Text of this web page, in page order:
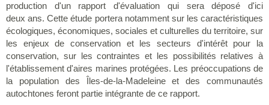
production d'un rapport d'évaluation qui sera déposé d'ici
deux ans. Cette étude portera notamment sur les caractéristiques
écologiques, économiques, sociales et culturelles du territoire, sur
les enjeux de conservation et les secteurs d'intérêt pour la
conservation, sur les contraintes et les possibilités relatives à
l'établissement d'aires marines protégées. Les préoccupations de
la population des Îles-de-la-Madeleine et des communautés
autochtones feront partie intégrante de ce rapport.